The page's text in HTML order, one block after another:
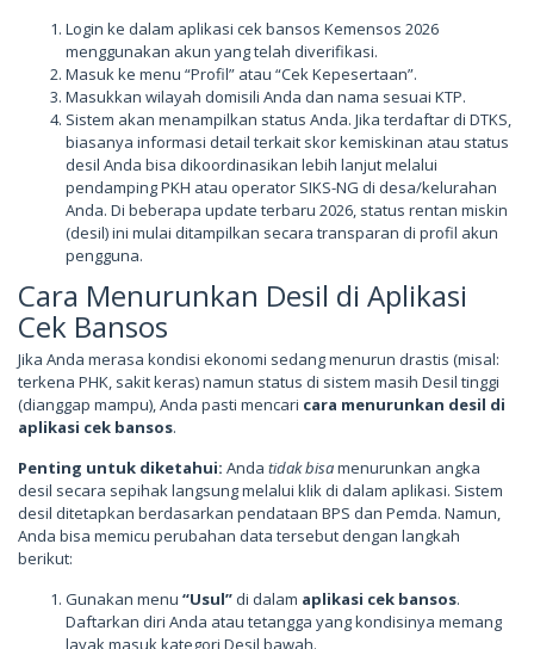
Login ke dalam aplikasi cek bansos Kemensos 2026
menggunakan akun yang telah diverifikasi.
Masuk ke menu “Profil” atau “Cek Kepesertaan”.
Masukkan wilayah domisili Anda dan nama sesuai KTP.
Sistem akan menampilkan status Anda. Jika terdaftar di DTKS,
biasanya informasi detail terkait skor kemiskinan atau status
desil Anda bisa dikoordinasikan lebih lanjut melalui
pendamping PKH atau operator SIKS-NG di desa/kelurahan
Anda. Di beberapa update terbaru 2026, status rentan miskin
(desil) ini mulai ditampilkan secara transparan di profil akun
pengguna.
Cara Menurunkan Desil di Aplikasi
Cek Bansos
Jika Anda merasa kondisi ekonomi sedang menurun drastis (misal:
terkena PHK, sakit keras) namun status di sistem masih Desil tinggi
(dianggap mampu), Anda pasti mencari cara menurunkan desil di
aplikasi cek bansos.
Penting untuk diketahui: Anda tidak bisamenurunkan angka
desil secara sepihak langsung melalui klik di dalam aplikasi. Sistem
desil ditetapkan berdasarkan pendataan BPS dan Pemda. Namun,
Anda bisa memicu perubahan data tersebut dengan langkah
berikut:
Gunakan menu “Usul”di dalam aplikasi cek bansos.
Daftarkan diri Anda atau tetangga yang kondisinya memang
layak masuk kategori Desil bawah.